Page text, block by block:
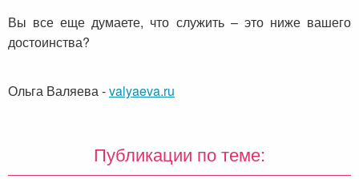
Вы все еще думаете, что служить – это ниже вашего
достоинства?
Ольга Валяева-valyaeva.ru
Публикации по теме: